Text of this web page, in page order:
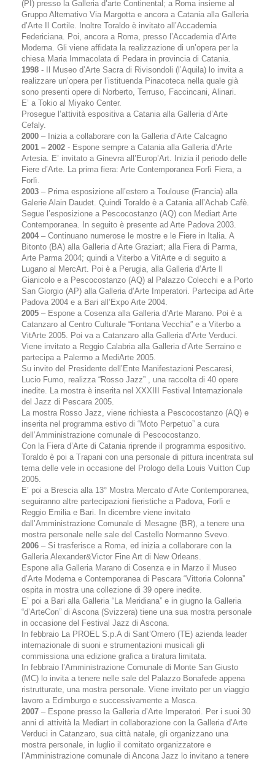
(PI) presso la Galleria d’arte Continental; a Roma insieme al
Gruppo Alternativo Via Margotta e ancora a Catania alla Galleria
d’Arte Il Cortile. Inoltre Toraldo è invitato all’Accademia
Federiciana. Poi, ancora a Roma, presso l’Accademia d’Arte
Moderna. Gli viene affidata la realizzazione di un’opera per la
chiesa Maria Immacolata di Pedara in provincia di Catania.
1998 - Il Museo d’Arte Sacra di Rivisondoli (l’Aquila) lo invita a
realizzare un’opera per l’istituenda Pinacoteca nella quale già
sono presenti opere di Norberto, Terruso, Faccincani, Alinari.
E’ a Tokio al Miyako Center.
Prosegue l’attività espositiva a Catania alla Galleria d’Arte
Cefaly.
2000 – Inizia a collaborare con la Galleria d’Arte Calcagno
2001 – 2002 - Espone sempre a Catania alla Galleria d’Arte
Artesia. E’ invitato a Ginevra all’Europ’Art. Inizia il periodo delle
Fiere d’Arte. La prima fiera: Arte Contemporanea Forlì Fiera, a
Forlì.
2003 – Prima esposizione all’estero a Toulouse (Francia) alla
Galerie Alain Daudet. Quindi Toraldo è a Catania all’Achab Cafè.
Segue l’esposizione a Pescocostanzo (AQ) con Mediart Arte
Contemporanea. In seguito è presente ad Arte Padova 2003.
2004 – Continuano numerose le mostre e le Fiere in Italia. A
Bitonto (BA) alla Galleria d’Arte Graziart; alla Fiera di Parma,
Arte Parma 2004; quindi a Viterbo a VitArte e di seguito a
Lugano al MercArt. Poi è a Perugia, alla Galleria d’Arte Il
Gianicolo e a Pescocostanzo (AQ) al Palazzo Colecchi e a Porto
San Giorgio (AP) alla Galleria d’Arte Imperatori. Partecipa ad Arte
Padova 2004 e a Bari all’Expo Arte 2004.
2005 – Espone a Cosenza alla Galleria d’Arte Marano. Poi è a
Catanzaro al Centro Culturale “Fontana Vecchia” e a Viterbo a
VitArte 2005. Poi va a Catanzaro alla Galleria d’Arte Verduci.
Viene invitato a Reggio Calabria alla Galleria d’Arte Serraino e
partecipa a Palermo a MediArte 2005.
Su invito del Presidente dell’Ente Manifestazioni Pescaresi,
Lucio Fumo, realizza “Rosso Jazz” , una raccolta di 40 opere
inedite. La mostra è inserita nel XXXIII Festival Internazionale
del Jazz di Pescara 2005.
La mostra Rosso Jazz, viene richiesta a Pescocostanzo (AQ) e
inserita nel programma estivo di “Moto Perpetuo” a cura
dell’Amministrazione comunale di Pescocostanzo.
Con la Fiera d’Arte di Catania riprende il programma espositivo.
Toraldo è poi a Trapani con una personale di pittura incentrata sul
tema delle vele in occasione del Prologo della Louis Vuitton Cup
2005.
E’ poi a Brescia alla 13° Mostra Mercato d’Arte Contemporanea,
seguiranno altre partecipazioni fieristiche a Padova, Forlì e
Reggio Emilia e Bari. In dicembre viene invitato
dall’Amministrazione Comunale di Mesagne (BR), a tenere una
mostra personale nelle sale del Castello Normanno Svevo.
2006 – Si trasferisce a Roma, ed inizia a collaborare con la
Galleria Alexander&Victor Fine Art di New Orleans.
Espone alla Galleria Marano di Cosenza e in Marzo il Museo
d’Arte Moderna e Contemporanea di Pescara “Vittoria Colonna”
ospita in mostra una collezione di 39 opere inedite.
E’ poi a Bari alla Galleria “La Meridiana” e in giugno la Galleria
“d’ArteCon” di Ascona (Svizzera) tiene una sua mostra personale
in occasione del Festival Jazz di Ascona.
In febbraio La PROEL S.p.A di Sant’Omero (TE) azienda leader
internazionale di suoni e strumentazioni musicali gli
commissiona una edizione grafica a tiratura limitata.
In febbraio l’Amministrazione Comunale di Monte San Giusto
(MC) lo invita a tenere nelle sale del Palazzo Bonafede appena
ristrutturate, una mostra personale. Viene invitato per un viaggio
lavoro a Edimburgo e successivamente a Mosca.
2007 – Espone presso la Galleria d’Arte Imperatori. Per i suoi 30
anni di attività la Mediart in collaborazione con la Galleria d’Arte
Verduci in Catanzaro, sua città natale, gli organizzano una
mostra personale, in luglio il comitato organizzatore e
l’Amministrazione comunale di Ancona Jazz lo invitano a tenere